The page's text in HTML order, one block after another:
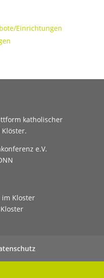
Einrichtungen
katholischer
e.V.